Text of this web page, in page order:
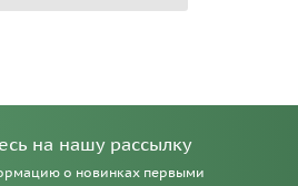
на нашу рассылку
о новинках первыми